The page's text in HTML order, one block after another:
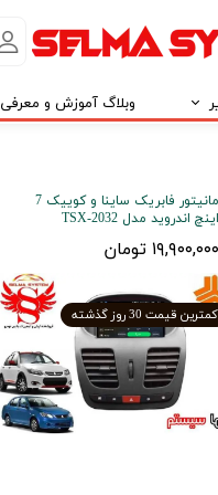
وبلاگ آموزش و معرفی
مانیتور فابریک ساینا و کوییک 7
اینچ اندروید مدل TSX-2032
۱۹,۹۰۰,۰۰۰ تومان
کمترین قیمت 30 روز گذشته